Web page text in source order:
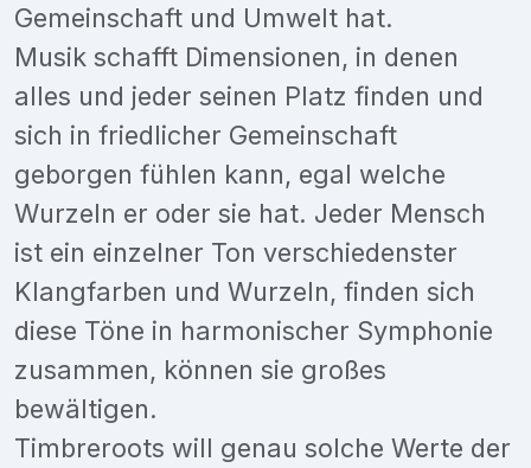
Gemeinschaft und Umwelt hat.
Musik schafft Dimensionen, in denen
alles und jeder seinen Platz finden und
sich in friedlicher Gemeinschaft
geborgen fühlen kann, egal welche
Wurzeln er oder sie hat. Jeder Mensch
ist ein einzelner Ton verschiedenster
Klangfarben und Wurzeln, finden sich
diese Töne in harmonischer Symphonie
zusammen, können sie großes
bewältigen.
Timbreroots will genau solche Werte der